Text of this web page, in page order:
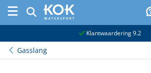
Klantwaardering 9.2
Gasslang